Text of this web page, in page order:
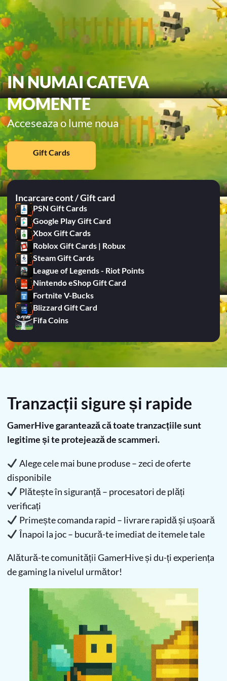
IN NUMAI CATEVA
MOMENTE
Acceseaza o lume noua
Gift Cards
Incarcare cont / Gift card
PSN Gift Cards
Google Play Gift Card
Xbox Gift Cards
Roblox Gift Cards | Robux
Steam Gift Cards
League of Legends - Riot Points
Nintendo eShop Gift Card
Fortnite V-Bucks
Blizzard Gift Card
Fifa Coins
Tranzacții sigure și rapide
GamerHive garantează că toate tranzacțiile sunt
legitime și te protejează de scammeri.
Alege cele mai bune produse – zeci de oferte
disponibile
Plătește în siguranță – procesatori de plăți
verificați
Primește comanda rapid – livrare rapidă și ușoară
Înapoi la joc – bucură-te imediat de itemele tale
Alătură-te comunității GamerHive și du-ți experiența
de gaming la nivelul următor!